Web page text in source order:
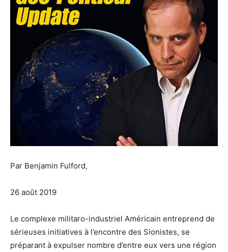
Par Benjamin Fulford,
26 août 2019
Le complexe militaro-industriel Américain entreprend de
sérieuses initiatives à l’encontre des Sionistes, se
préparant à expulser nombre d’entre eux vers une région